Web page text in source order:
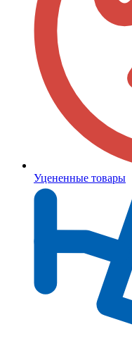
Уцененные товары